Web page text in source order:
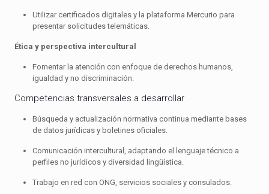
Utilizar certificados digitales y la plataforma Mercurio para
presentar solicitudes telemáticas.
Ética y perspectiva intercultural
Fomentar la atención con enfoque de derechos humanos,
igualdad y no discriminación.
Competencias transversales a desarrollar
Búsqueda y actualización normativa continua mediante bases
de datos jurídicas y boletines oficiales.
Comunicación intercultural, adaptando el lenguaje técnico a
perfiles no jurídicos y diversidad lingüística.
Trabajo en red con ONG, servicios sociales y consulados.